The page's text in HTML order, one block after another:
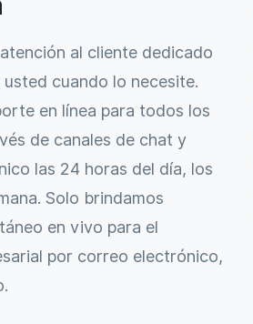
al cliente dedicado
cuando lo necesite.
en línea para todos los
de canales de chat y
las 24 horas del día, los
Solo brindamos
en vivo para el
por correo electrónico,